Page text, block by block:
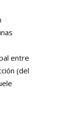
entre
(del